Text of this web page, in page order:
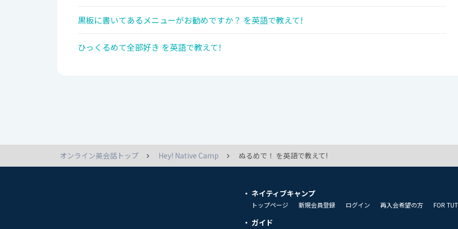
黒板に書いてあるメニューがお勧めですか？ を英語で教えて!
ひっくるめて全部好き を英語で教えて!
オンライン英会話トップ Hey! Native Camp ぬるめで！ を英語で教えて!
ネイティブキャンプ
トップページ 新規会員登録 ログイン 再入会希望の方 FOR
ガイド